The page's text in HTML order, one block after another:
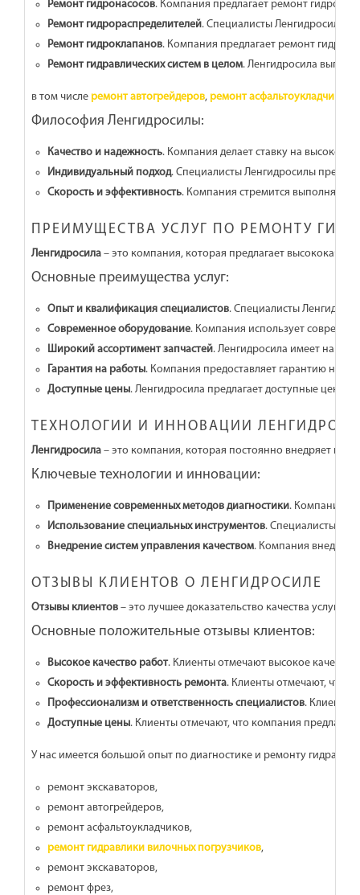
Ремонт гидронасосов. Компания предлагает ремонт
Ремонт гидрораспределителей. Специалисты Ленгидросилы
Ремонт гидроклапанов. Компания предлагает ремонт
Ремонт гидравлических систем в целом. Ленгидросила
в том числе ремонт автогрейдеров, ремонт асфальтоукладчиков
Философия Ленгидросилы:
Качество и надежность. Компания делает ставку на высокое
Индивидуальный подход. Специалисты Ленгидросилы
Скорость и эффективность. Компания стремится выполнять
ПРЕИМУЩЕСТВА УСЛУГ ПО РЕМОНТУ
Ленгидросила – это компания, которая предлагает
Основные преимущества услуг:
Опыт и квалификация специалистов. Специалисты
Современное оборудование. Компания использует
Широкий ассортимент запчастей. Ленгидросила имеет на
Гарантия на работы. Компания предоставляет гарантию на
Доступные цены. Ленгидросила предлагает доступные цены
ТЕХНОЛОГИИ И ИННОВАЦИИ
Ленгидросила – это компания, которая постоянно внедряет
Ключевые технологии и инновации:
Применение современных методов диагностики. Компания
Использование специальных инструментов. Специалисты
Внедрение систем управления качеством. Компания внедряет
ОТЗЫВЫ КЛИЕНТОВ О ЛЕНГИДРОСИЛЕ
Отзывы клиентов – это лучшее доказательство качества услуг
Основные положительные отзывы клиентов:
Высокое качество работ. Клиенты отмечают высокое
Скорость и эффективность ремонта. Клиенты отмечают, что
Профессионализм и ответственность специалистов. Клиенты
Доступные цены. Клиенты отмечают, что компания
У нас имеется большой опыт по диагностике и ремонту
ремонт экскаваторов,
ремонт автогрейдеров,
ремонт асфальтоукладчиков,
ремонт гидравлики вилочных погрузчиков,
ремонт экскаваторов,
ремонт фрез,